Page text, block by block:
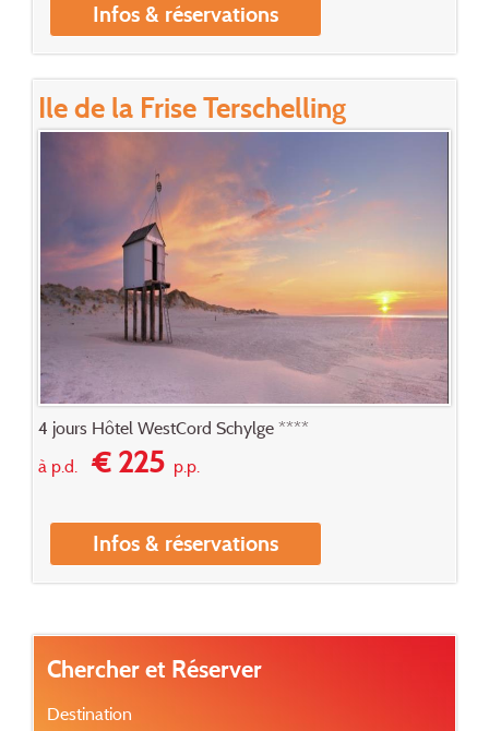
Infos & réservations
Ile de la Frise Terschelling
4 jours Hôtel WestCord Schylge ****
à p.d.€ 225p.p.
Infos & réservations
Chercher et Réserver
Destination